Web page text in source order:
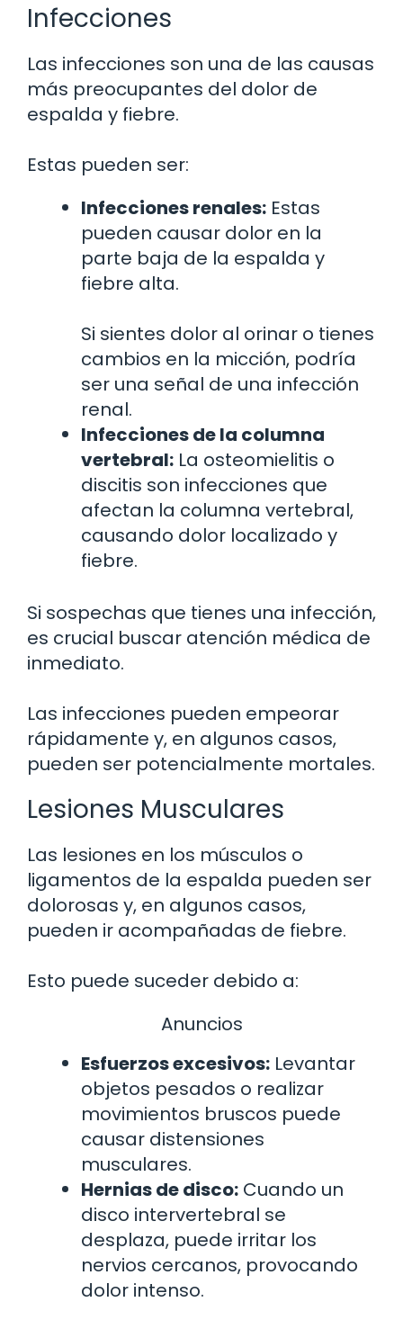
Infecciones
Las infecciones son una de las causas
más preocupantes del dolor de
espalda y fiebre.
Estas pueden ser:
Infecciones renales: Estas
pueden causar dolor en la
parte baja de la espalda y
fiebre alta.
Si sientes dolor al orinar o tienes
cambios en la micción, podría
ser una señal de una infección
renal.
Infecciones de la columna
vertebral: La osteomielitis o
discitis son infecciones que
afectan la columna vertebral,
causando dolor localizado y
fiebre.
Si sospechas que tienes una infección,
es crucial buscar atención médica de
inmediato.
Las infecciones pueden empeorar
rápidamente y, en algunos casos,
pueden ser potencialmente mortales.
Lesiones Musculares
Las lesiones en los músculos o
ligamentos de la espalda pueden ser
dolorosas y, en algunos casos,
pueden ir acompañadas de fiebre.
Esto puede suceder debido a:
Anuncios
Esfuerzos excesivos: Levantar
objetos pesados o realizar
movimientos bruscos puede
causar distensiones
musculares.
Hernias de disco: Cuando un
disco intervertebral se
desplaza, puede irritar los
nervios cercanos, provocando
dolor intenso.